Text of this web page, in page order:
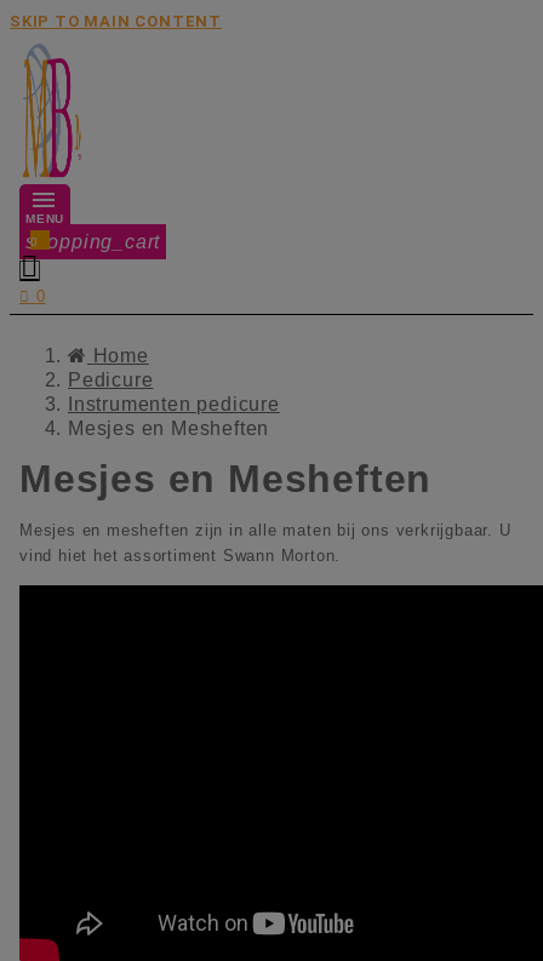
SKIP TO MAIN CONTENT
MENU
shopping_cart
0

 0
Home
Pedicure
Instrumenten pedicure
Mesjes en Mesheften
Mesjes en Mesheften
Mesjes en mesheften zijn in alle maten bij ons verkrijgbaar. U
vind hiet het assortiment Swann Morton.